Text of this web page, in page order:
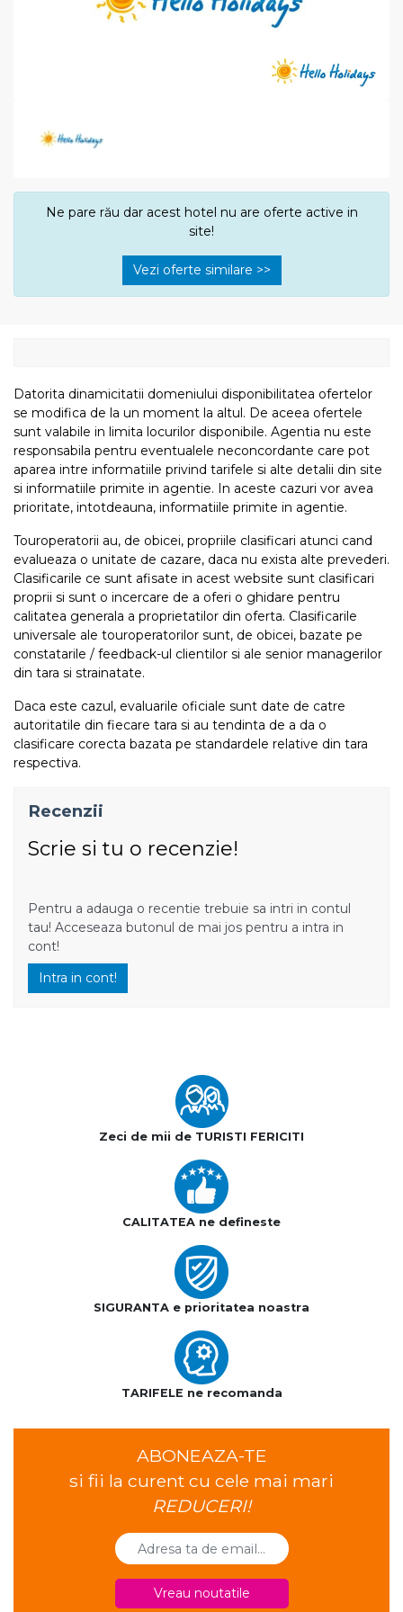
Ne pare rău dar acest hotel nu are oferte active in
site!
Vezi oferte similare >>
Datorita dinamicitatii domeniului disponibilitatea ofertelor
se modifica de la un moment la altul. De aceea ofertele
sunt valabile in limita locurilor disponibile. Agentia nu este
responsabila pentru eventualele neconcordante care pot
aparea intre informatiile privind tarifele si alte detalii din site
si informatiile primite in agentie. In aceste cazuri vor avea
prioritate, intotdeauna, informatiile primite in agentie.
Touroperatorii au, de obicei, propriile clasificari atunci cand
evalueaza o unitate de cazare, daca nu exista alte prevederi.
Clasificarile ce sunt afisate in acest website sunt clasificari
proprii si sunt o incercare de a oferi o ghidare pentru
calitatea generala a proprietatilor din oferta. Clasificarile
universale ale touroperatorilor sunt, de obicei, bazate pe
constatarile / feedback-ul clientilor si ale senior managerilor
din tara si strainatate.
Daca este cazul, evaluarile oficiale sunt date de catre
autoritatile din fiecare tara si au tendinta de a da o
clasificare corecta bazata pe standardele relative din tara
respectiva.
Recenzii
Scrie si tu o recenzie!
Pentru a adauga o recentie trebuie sa intri in contul
tau! Acceseaza butonul de mai jos pentru a intra in
cont!
Intra in cont!
Zeci de mii de TURISTI FERICITI
CALITATEA ne defineste
SIGURANTA e prioritatea noastra
TARIFELE ne recomanda
ABONEAZA-TE
si fii la curent cu cele mai mari
REDUCERI!
Vreau noutatile